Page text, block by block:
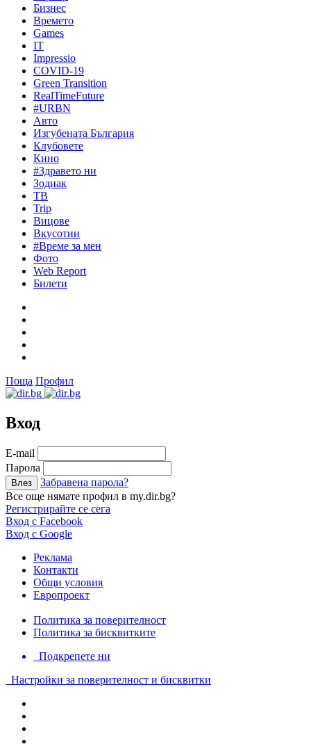
Бизнес
Времето
Games
IT
Impressio
COVID-19
Green Transition
RealTimeFuture
#URBN
Авто
Изгубената България
Клубовете
Кино
#Здравето ни
Зодиак
ТВ
Trip
Вицове
Вкусотии
#Време за мен
Фото
Web Report
Билети
Поща Профил
Вход
Е-mail
Парола
Забравена парола?
Все още нямате профил в my.dir.bg?
Регистрирайте се сега
Вход с Facebook
Вход с Google
Реклама
Контакти
Общи условия
Европроект
Политика за поверителност
Политика за бисквитките
Подкрепете ни
Настройки за поверителност и бисквитки